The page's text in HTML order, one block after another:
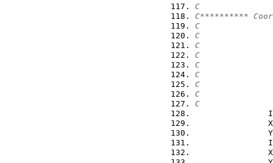
C
C**********
C
C
C
C
C
C
C
C
C